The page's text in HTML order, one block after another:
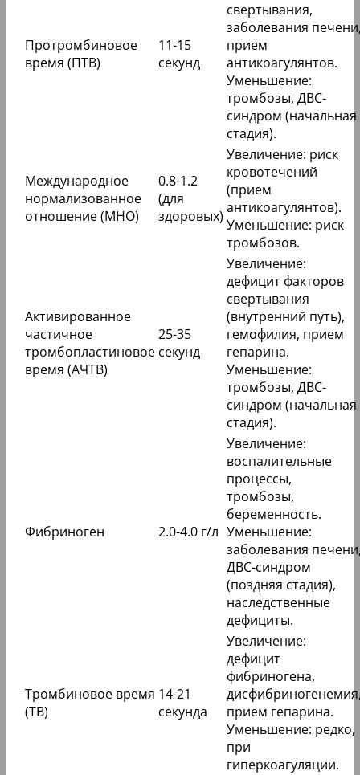
Протромбиновое
время (ПТВ)
11-15
секунд
свертывания,
заболевания
прием
антикоагулянтов.
Уменьшение:
тромбозы, ДВС-
синдром (начальная
стадия).
Международное
нормализованное
отношение (МНО)
0.8-1.2
(для
здоровых)
Увеличение: риск
кровотечений
(прием
антикоагулянтов).
Уменьшение: риск
тромбозов.
Активированное
частичное
тромбопластиновое
время (АЧТВ)
25-35
секунд
Увеличение:
дефицит факторов
свертывания
(внутренний путь),
гемофилия, прием
гепарина.
Уменьшение:
тромбозы, ДВС-
синдром (начальная
стадия).
Фибриноген 2.0-4.0 г/л
Увеличение:
воспалительные
процессы,
тромбозы,
беременность.
Уменьшение:
заболевания
ДВС-синдром
(поздняя стадия),
наследственные
дефициты.
Тромбиновое время
(ТВ)
14-21
секунда
Увеличение:
дефицит
фибриногена,
прием гепарина.
Уменьшение: редко,
при
гиперкоагуляции.